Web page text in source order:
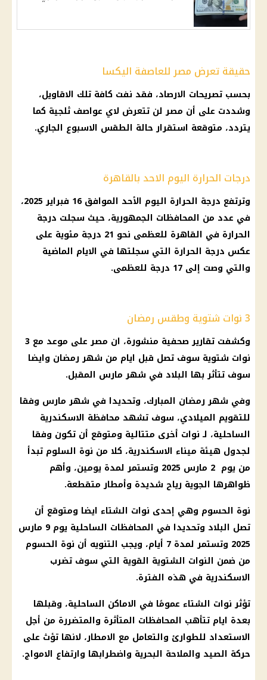
حقيقة تعرض مصر للعاصفة اليكسا
بحسب تصريحات الارصاد، فقد نفت كافة تلك الاقاويل،
وشددت على أن مصر لن تتعرض لاي عواصف ثلجية كما
يتردد، متوقعة استقرارحالة الطقس الاسبوع الجاري.
درجات الحرارة اليوم الاحد بالقاهرة
وترتفع درجة الحرارة
اليوم الأحد الموافق 16 فبراير 2025،
في عدد من المحافظات الجمهورية، حيث سجلت درجة
الحرارة في القاهرة
للعظمى نحو 21 درجة مئوية على
عكس درجة الحرارة التي سجلتها في الايام الماضية
والتي وصت إلى 17 درجة للعظمى.
3 نوات شتوية وطقس رمضان
وكشفت تقارير صحفية منشورة، ان مصر على موعد مع 3
نوات شتوية سوف تصل قبل ايام من شهر رمضان وايضا
سوف تتأثر بها البلاد في شهر مارس المقبل.
وفي شهر رمضان المبارك، وتحديدا في شهر مارس وفقا
للتقويم الميلادي، سوف تشهد محافظة الاسكندرية
الساحلية، لـ نوات أخرى متتالية ومتوقع أن تكون وفقا
لجدول هيئة ميناء الاسكندرية، كلا من نوة السلوم تبدأ
من يوم 2 مارس 2025 وتستمر لمدة يومين، وأهم
ظواهرها الجوية رياح شديدة وأمطار متقطعة.
نوة الحسوم وهي إحدى نوات الشتاء ايضا ومتوقع أن
تصل البلاد وتحديدا في المحافظات
الساحلية يوم 9 مارس
2025 وتستمر لمدة 7 أيام، ويجب التنويه أن نوة الحسوم
من ضمن النوات الشتوية القوية التي سوف تضرب
الاسكندرية في هذه الفترة.
تؤثر نوات الشتاء عمومًا في الاماكن الساحلية، وقبلها
بعدة ايام تتأهب المحافظات المتأثرة والمتضررة من أجل
الاستعداد للطوارئ والتعامل مع الامطار، لانها تؤث على
حركة الصيد والملاحة البحرية واضطرابها وارتفاع الامواج.